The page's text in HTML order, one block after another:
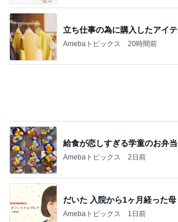
給食が恋しすぎる学童のお弁当
Amebaトピックス 2日前